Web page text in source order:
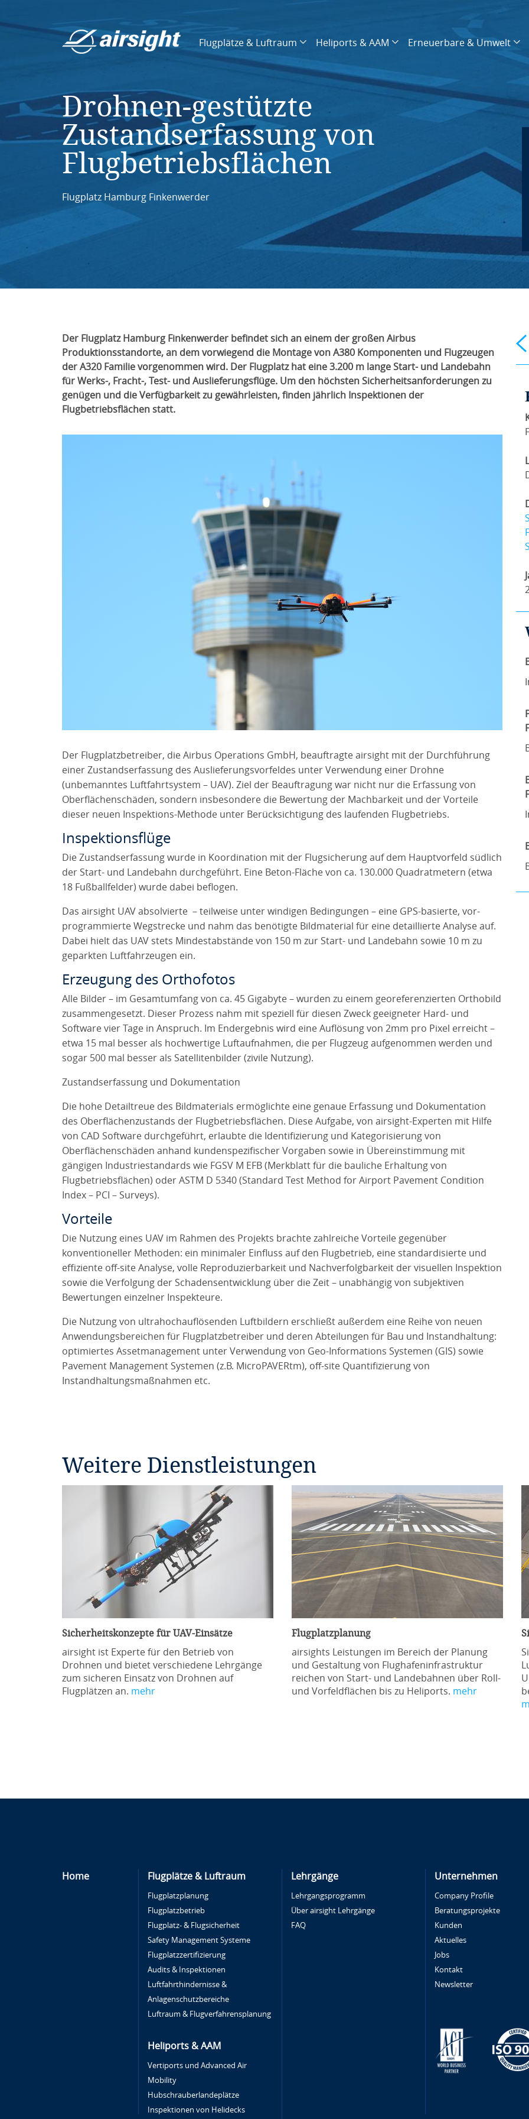
Flugplätze & Luftraum Heliports & AAM Erneuerbare & Umwelt
Drohnen-gestützte
Zustandserfassung von
Flugbetriebsflächen
Flugplatz Hamburg Finkenwerder
Der Flugplatz Hamburg Finkenwerder befindet sich an einem der großen Airbus
Produktionsstandorte, an dem vorwiegend die Montage von A380 Komponenten und Flugzeugen
der A320 Familie vorgenommen wird. Der Flugplatz hat eine 3.200 m lange Start- und Landebahn
für Werks-, Fracht-, Test- und Auslieferungsflüge. Um den höchsten Sicherheitsanforderungen zu
genügen und die Verfügbarkeit zu gewährleisten, finden jährlich Inspektionen der
Flugbetriebsflächen statt.
Der Flugplatzbetreiber, die Airbus Operations GmbH, beauftragte airsight mit der Durchführung
einer Zustandserfassung des Auslieferungsvorfeldes unter Verwendung einer Drohne
(unbemanntes Luftfahrtsystem – UAV). Ziel der Beauftragung war nicht nur die Erfassung von
Oberflächenschäden, sondern insbesondere die Bewertung der Machbarkeit und der Vorteile
dieser neuen Inspektions-Methode unter Berücksichtigung des laufenden Flugbetriebs.
Inspektionsflüge
Die Zustandserfassung wurde in Koordination mit der Flugsicherung auf dem Hauptvorfeld südlich
der Start- und Landebahn durchgeführt. Eine Beton-Fläche von ca. 130.000 Quadratmetern (etwa
18 Fußballfelder) wurde dabei beflogen.
Das airsight UAV absolvierte – teilweise unter windigen Bedingungen – eine GPS-basierte, vor-
programmierte Wegstrecke und nahm das benötigte Bildmaterial für eine detaillierte Analyse auf.
Dabei hielt das UAV stets Mindestabstände von 150 m zur Start- und Landebahn sowie 10 m zu
geparkten Luftfahrzeugen ein.
Erzeugung des Orthofotos
Alle Bilder – im Gesamtumfang von ca. 45 Gigabyte – wurden zu einem georeferenzierten Orthobild
zusammengesetzt. Dieser Prozess nahm mit speziell für diesen Zweck geeigneter Hard- und
Software vier Tage in Anspruch. Im Endergebnis wird eine Auflösung von 2mm pro Pixel erreicht –
etwa 15 mal besser als hochwertige Luftaufnahmen, die per Flugzeug aufgenommen werden und
sogar 500 mal besser als Satellitenbilder (zivile Nutzung).
Zustandserfassung und Dokumentation
Die hohe Detailtreue des Bildmaterials ermöglichte eine genaue Erfassung und Dokumentation
des Oberflächenzustands der Flugbetriebsflächen. Diese Aufgabe, von airsight-Experten mit Hilfe
von CAD Software durchgeführt, erlaubte die Identifizierung und Kategorisierung von
Oberflächenschäden anhand kundenspezifischer Vorgaben sowie in Übereinstimmung mit
gängigen Industriestandards wie FGSV M EFB (Merkblatt für die bauliche Erhaltung von
Flugbetriebsflächen) oder ASTM D 5340 (Standard Test Method for Airport Pavement Condition
Index – PCI – Surveys).
Vorteile
Die Nutzung eines UAV im Rahmen des Projekts brachte zahlreiche Vorteile gegenüber
konventioneller Methoden: ein minimaler Einfluss auf den Flugbetrieb, eine standardisierte und
effiziente off-site Analyse, volle Reproduzierbarkeit und Nachverfolgbarkeit der visuellen Inspektion
sowie die Verfolgung der Schadensentwicklung über die Zeit – unabhängig von subjektiven
Bewertungen einzelner Inspekteure.
Die Nutzung von ultrahochauflösenden Luftbildern erschließt außerdem eine Reihe von neuen
Anwendungsbereichen für Flugplatzbetreiber und deren Abteilungen für Bau und Instandhaltung:
optimiertes Assetmanagement unter Verwendung von Geo-Informations Systemen (GIS) sowie
Pavement Management Systemen (z.B. MicroPAVERtm), off-site Quantifizierung von
Instandhaltungsmaßnahmen etc.
Weitere Dienstleistungen
Sicherheitskonzepte für UAV-Einsätze
airsight ist Experte für den Betrieb von
Drohnen und bietet verschiedene Lehrgänge
zum sicheren Einsatz von Drohnen auf
Flugplätzen an. mehr
Flugplatzplanung
airsights Leistungen im Bereich der Planung
und Gestaltung von Flughafeninfrastruktur
reichen von Start- und Landebahnen über Roll-
und Vorfeldflächen bis zu Heliports. mehr
Home Flugplätze & Luftraum
Flugplatzplanung
Flugplatzbetrieb
Flugplatz- & Flugsicherheit
Safety Management Systeme
Flugplatzzertifizierung
Audits & Inspektionen
Luftfahrthindernisse &
Anlagenschutzbereiche
Luftraum & Flugverfahrensplanung
Heliports & AAM
Vertiports und Advanced Air
Mobility
Hubschrauberlandeplätze
Inspektionen von Helidecks
Lehrgänge
Lehrgangsprogramm
Über airsight Lehrgänge
FAQ
Unternehmen
Company Profile
Beratungsprojekte
Kunden
Aktuelles
Jobs
Kontakt
Newsletter